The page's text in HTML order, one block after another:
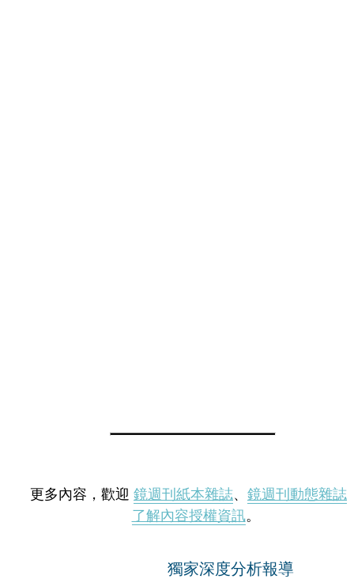
更多內容，歡迎 鏡週刊紙本雜誌、 鏡週刊動態雜誌
了解內容授權資訊。
獨家深度分析報導